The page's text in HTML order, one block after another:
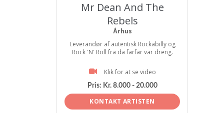
Mr Dean And The
Rebels
Århus
Leverandør af autentisk Rockabilly og
Rock 'N' Roll fra da farfar var dreng.
Klik for at se video
Pris: Kr. 8.000 - 20.000
KONTAKT ARTISTEN